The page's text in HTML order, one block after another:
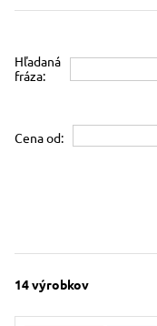
Hľadaná
fráza:
Cena od:
14výrobkov